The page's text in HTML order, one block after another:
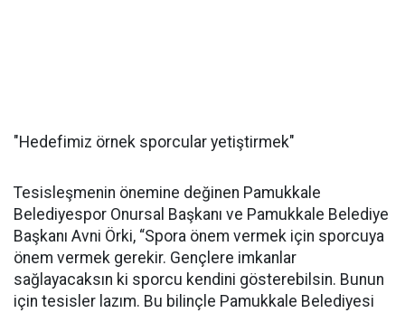
"Hedefimiz örnek sporcular yetiştirmek"
Tesisleşmenin önemine değinen Pamukkale
Belediyespor Onursal Başkanı ve Pamukkale Belediye
Başkanı Avni Örki, “Spora önem vermek için sporcuya
önem vermek gerekir. Gençlere imkanlar
sağlayacaksın ki sporcu kendini gösterebilsin. Bunun
için tesisler lazım. Bu bilinçle Pamukkale Belediyesi